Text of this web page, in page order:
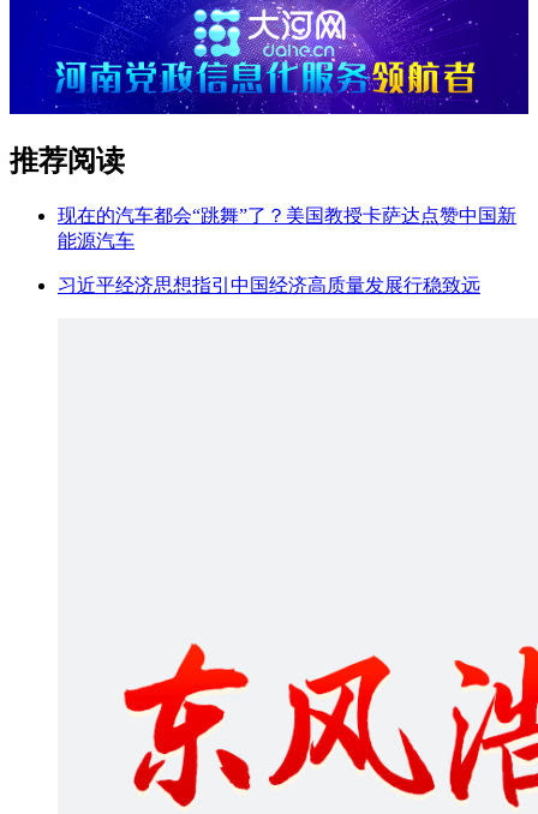
推荐阅读
现在的汽车都会“跳舞”了？美国教授卡萨达点赞中国新
能源汽车
习近平经济思想指引中国经济高质量发展行稳致远